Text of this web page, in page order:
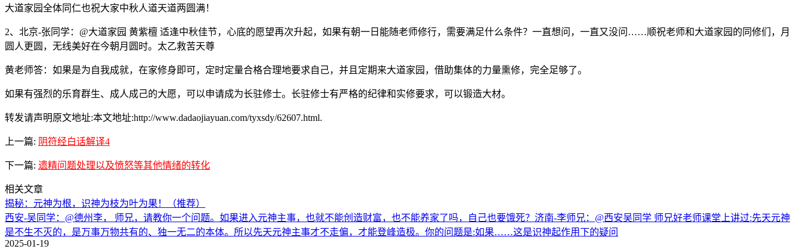
大道家园全体同仁也祝大家中秋人道天道两圆满！
2、北京-张同学：@大道家园 黄紫檀 适逢中秋佳节，心底的愿望再次升起，如果有朝一日能随老师修行，需要满足什么条件？一直想问，一直又没问……顺祝老师和大道家园的同修们，月
圆人更圆，无线美好在今朝月圆时。太乙救苦天尊
黄老师答：如果是为自我成就，在家修身即可，定时定量合格合理地要求自己，并且定期来大道家园，借助集体的力量熏修，完全足够了。
如果有强烈的乐育群生、成人成己的大愿，可以申请成为长驻修士。长驻修士有严格的纪律和实修要求，可以锻造大材。
转发请声明原文地址:本文地址:http://www.dadaojiayuan.com/tyxsdy/62607.html.
上一篇: 阴符经白话解译4
下一篇: 遗精问题处理以及愤怒等其他情绪的转化
相关文章
揭秘：元神为根，识神为枝为叶为果！（推荐）
西安-吴同学：@德州李， 师兄，请教你一个问题。如果进入元神主事，也就不能创造财富，也不能养家了吗，自己也要饿死？济南-李师兄：@西安吴同学 师兄好老师课堂上讲过:先天元神
是不生不灭的，是万事万物共有的、独一无二的本体。所以先天元神主事才不走偏，才能登峰造极。你的问题是:如果……这是识神起作用下的疑问
2025-01-19